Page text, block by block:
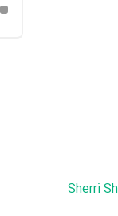
Sherri